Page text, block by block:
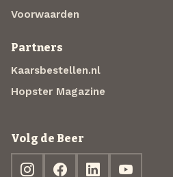
Voorwaarden
Partners
Kaarsbestellen.nl
Hopster Magazine
Volg de Beer